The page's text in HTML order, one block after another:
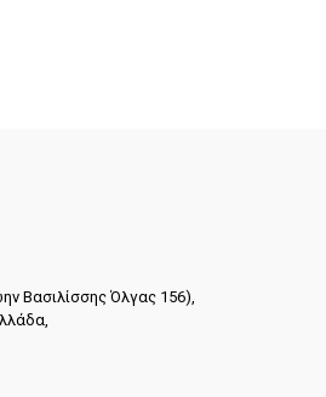
Βασιλίσσης Όλγας 156),